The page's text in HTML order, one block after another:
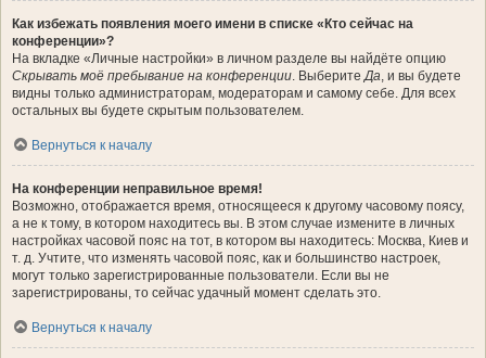
Как избежать появления моего имени в списке «Кто сейчас на
конференции»?
На вкладке «Личные настройки» в личном разделе вы найдёте опцию
Скрывать моё пребывание на конференции. ВыберитеДа, и вы будете
видны только администраторам, модераторам и самому себе. Для всех
остальных вы будете скрытым пользователем.
Вернуться к началу
На конференции неправильное время!
Возможно, отображается время, относящееся к другому часовому поясу,
а не к тому, в котором находитесь вы. В этом случае измените в личных
настройках часовой пояс на тот, в котором вы находитесь: Москва, Киев и
т. д. Учтите, что изменять часовой пояс, как и большинство настроек,
могут только зарегистрированные пользователи. Если вы не
зарегистрированы, то сейчас удачный момент сделать это.
Вернуться к началу